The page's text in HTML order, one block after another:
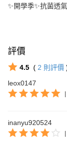
✨開學季✨抗菌透
評價
4.5 ( 2 則評價
leox0147
inanyu920524